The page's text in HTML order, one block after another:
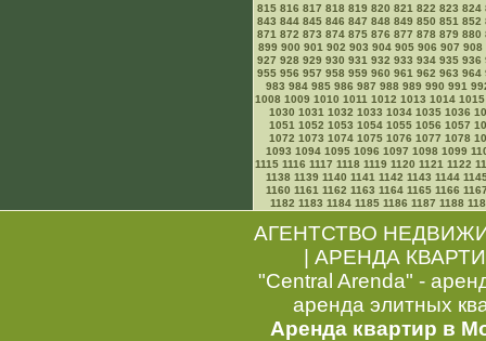
815 816 817 818 819 820 821 822 823 824
843 844 845 846 847 848 849 850 851 852
871 872 873 874 875 876 877 878 879 880
899 900 901 902 903 904 905 906 907 908
927 928 929 930 931 932 933 934 935 936
955 956 957 958 959 960 961 962 963 964
983 984 985 986 987 988 989 990 991
1008 1009 1010 1011 1012 1013 1014 1015
1030 1031 1032 1033 1034 1035 1036
1051 1052 1053 1054 1055 1056 1057
1072 1073 1074 1075 1076 1077 1078
1093 1094 1095 1096 1097 1098 1099
1115 1116 1117 1118 1119 1120 1121 1122
1138 1139 1140 1141 1142 1143 1144
1160 1161 1162 1163 1164 1165 1166
1182 1183 1184 1185 1186 1187 1188
АГЕНТСТВО
|АРЕНДА
"Central Arenda" -
аренда элитных
Аренда квартир в